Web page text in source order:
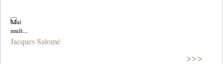
Jacques Salomé
>>>